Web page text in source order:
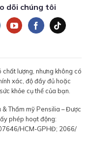
dõi chúng tôi
lượng, nhưng không có
xác, độ đầy đủ hoặc
khỏe cụ thể của bạn.
Thẩm mỹ Pensilia – Được
phép hoạt động:
HCM-GPHĐ; 2066/